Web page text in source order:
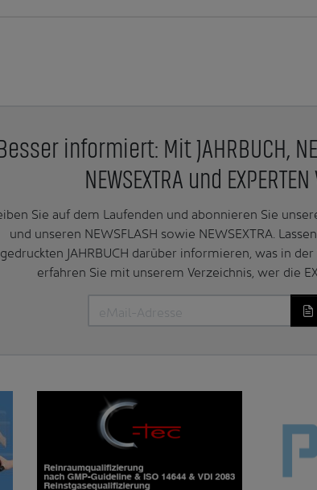
Besser informiert: Mit JAHRBUCH,
NEWSEXTRA und
Sie auf dem Laufenden und abonnieren Sie
und unseren NEWSFLASH sowie NEWSEXTRA.
gedruckten JAHRBUCH darüber informieren, was in
erfahren Sie mit unserem Verzeichnis, wer die